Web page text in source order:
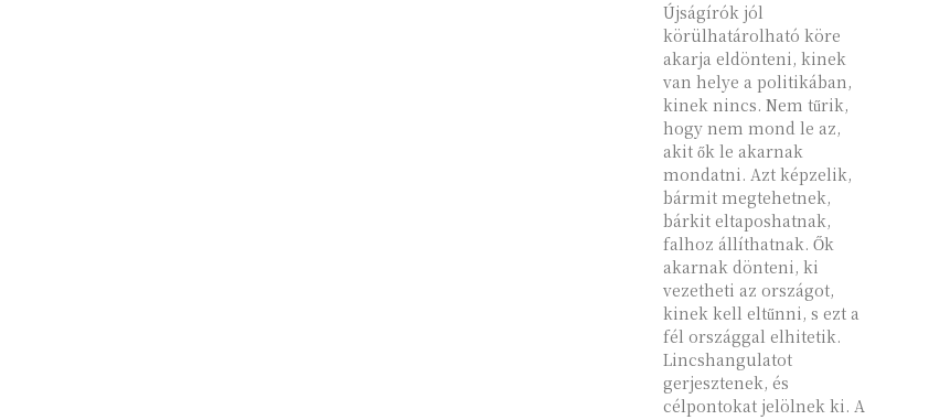
Újságírók jól
körülhatárolható köre
akarja eldönteni, kinek
van helye a politikában,
kinek nincs. Nem tűrik,
hogy nem mond le az,
akit ők le akarnak
mondatni. Azt képzelik,
bármit megtehetnek,
bárkit eltaposhatnak,
falhoz állíthatnak. Ők
akarnak dönteni, ki
vezetheti az országot,
kinek kell eltűnni, s ezt a
fél országgal elhitetik.
Lincshangulatot
gerjesztenek, és
célpontokat jelölnek ki. A